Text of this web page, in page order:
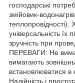
господарські
змійовик-
теплопровідності).
універсальність
зручність при
ПЕРЕВАГИ: Не
вимагають
встановлюватися в
Надійність і